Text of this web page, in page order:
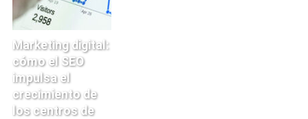
Marketing digital:
cómo el SEO
impulsa el
crecimiento de
los centros de